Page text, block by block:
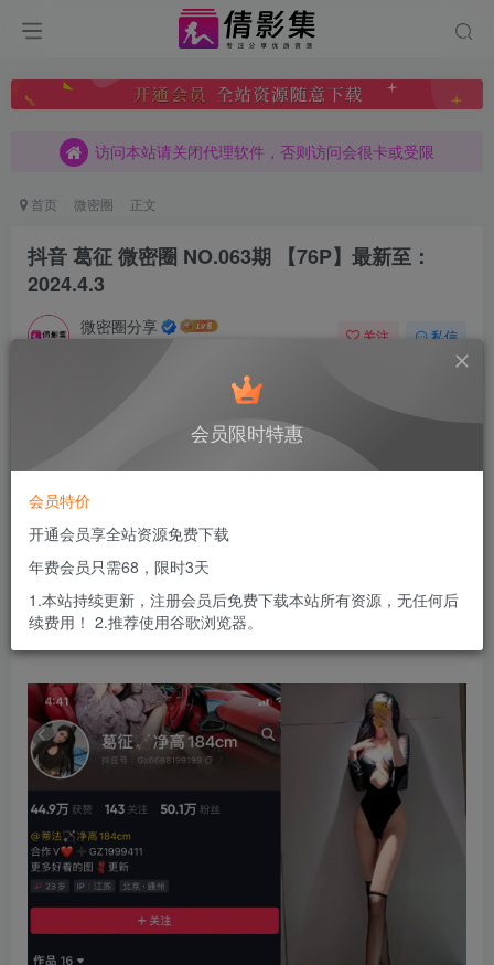
访问本站请关闭代理软件，否则访问会很卡或受限
访问本站请关闭代理软件，否则访问会很卡或受限
访问本站请关闭代理软件，否则访问会很卡或受限
首页 微密圈 正文
抖音 葛征 微密圈 NO.063期 【76P】最新至：
2024.4.3
微密圈分享 关注 私信
此内容为付费阅读，请付费后查看
免费
您暂无购买权限，请先开通会员
开通会员
已售 5
会员限时特惠
会员特价
开通会员享全站资源免费下载
年费会员只需68，限时3天
1.本站持续更新，注册会员后免费下载本站所有资源，无任何后
续费用！ 2.推荐使用谷歌浏览器。